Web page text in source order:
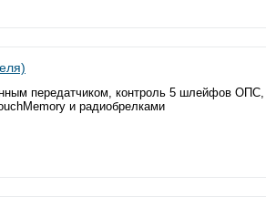
передатчиком, контроль 5 шлейфов ОПС,
и радиобрелками